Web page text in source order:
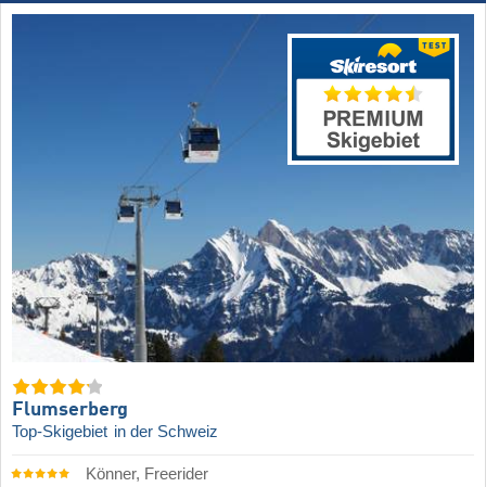
Flumserberg
Top-Skigebiet in der Schweiz
Könner, Freerider